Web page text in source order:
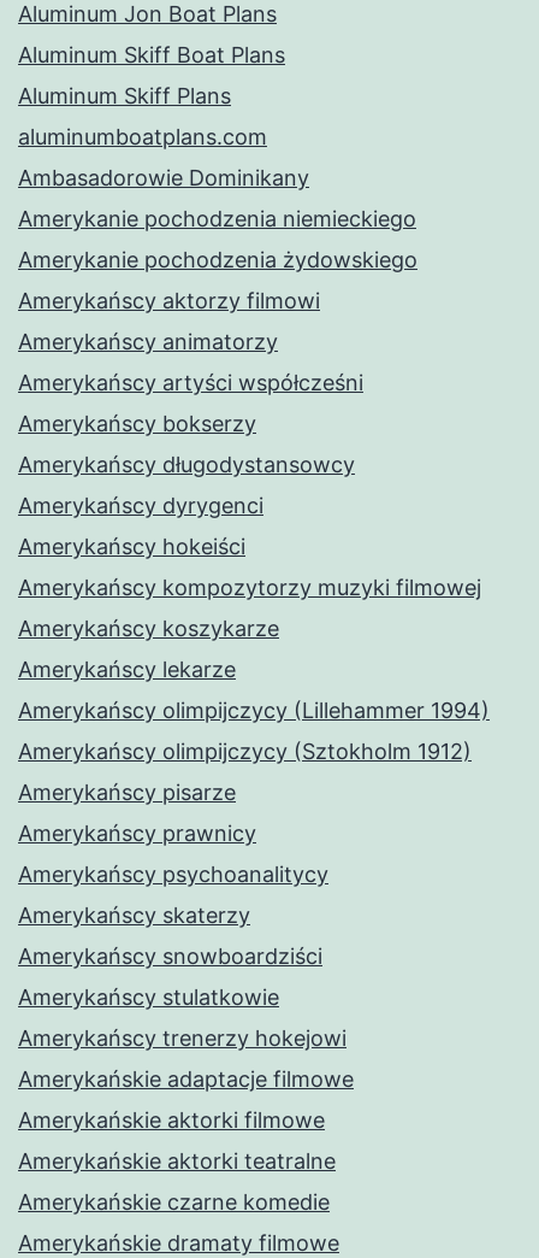
Aluminum Jon Boat Plans
Aluminum Skiff Boat Plans
Aluminum Skiff Plans
aluminumboatplans.com
Ambasadorowie Dominikany
Amerykanie pochodzenia niemieckiego
Amerykanie pochodzenia żydowskiego
Amerykańscy aktorzy filmowi
Amerykańscy animatorzy
Amerykańscy artyści współcześni
Amerykańscy bokserzy
Amerykańscy długodystansowcy
Amerykańscy dyrygenci
Amerykańscy hokeiści
Amerykańscy kompozytorzy muzyki filmowej
Amerykańscy koszykarze
Amerykańscy lekarze
Amerykańscy olimpijczycy (Lillehammer 1994)
Amerykańscy olimpijczycy (Sztokholm 1912)
Amerykańscy pisarze
Amerykańscy prawnicy
Amerykańscy psychoanalitycy
Amerykańscy skaterzy
Amerykańscy snowboardziści
Amerykańscy stulatkowie
Amerykańscy trenerzy hokejowi
Amerykańskie adaptacje filmowe
Amerykańskie aktorki filmowe
Amerykańskie aktorki teatralne
Amerykańskie czarne komedie
Amerykańskie dramaty filmowe